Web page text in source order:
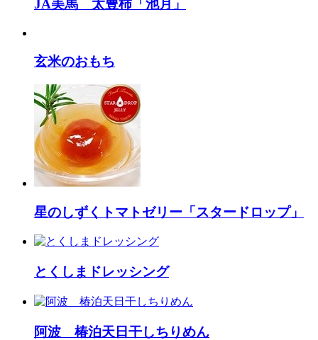
JA美馬 太豊柿「池月」
玄米のおもち
星のしずくトマトゼリー「スタードロップ」
とくしまドレッシング
阿波 椿泊天日干しちりめん